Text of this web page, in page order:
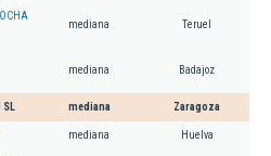
mediana Teruel
mediana Badajoz
SL mediana Zaragoza
mediana Huelva